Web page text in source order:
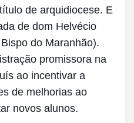
de arquidiocese. E
de dom Helvécio
do Maranhão).
promissora na
ao incentivar a
de melhorias ao
novos alunos.